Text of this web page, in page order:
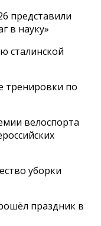
представили
в науку»
сталинской
тренировки по
велоспорта
уборки
праздник в